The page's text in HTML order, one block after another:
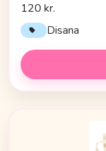
120 kr.
Disana